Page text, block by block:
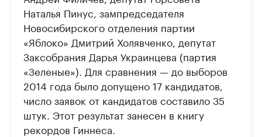
Наталья Пинус, зампредседателя
Новосибирского отделения партии
«Яблоко» Дмитрий Холявченко, депутат
Заксобрания Дарья Украинцева (партия
«Зеленые»). Для сравнения — до выборов
2014 года было допущено 17 кандидатов,
число заявок от кандидатов составило 35
штук. Этот результат занесен в книгу
рекордов Гиннеса.